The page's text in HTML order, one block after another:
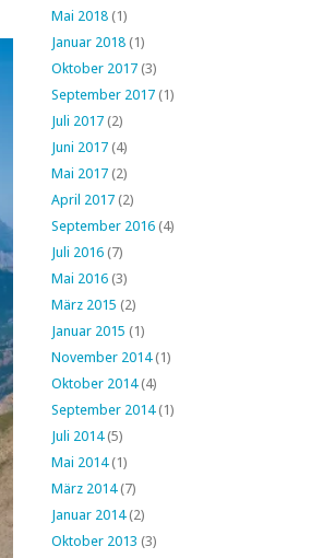
Mai 2018 (1)
Januar 2018 (1)
Oktober 2017 (3)
September 2017 (1)
Juli 2017 (2)
Juni 2017 (4)
Mai 2017 (2)
April 2017 (2)
September 2016 (4)
Juli 2016 (7)
Mai 2016 (3)
März 2015 (2)
Januar 2015 (1)
November 2014(1)
Oktober 2014(4)
September 2014(1)
Juli 2014(5)
Mai 2014(1)
März 2014(7)
Januar 2014(2)
Oktober 2013 (3)